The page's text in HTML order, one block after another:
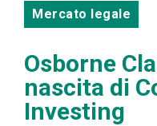
Mercato legale
Osborne
nascita di
Investing